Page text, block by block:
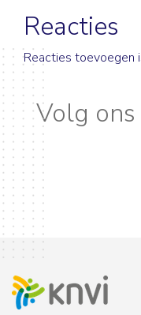
Reacties
Reacties toevoegen
Volg